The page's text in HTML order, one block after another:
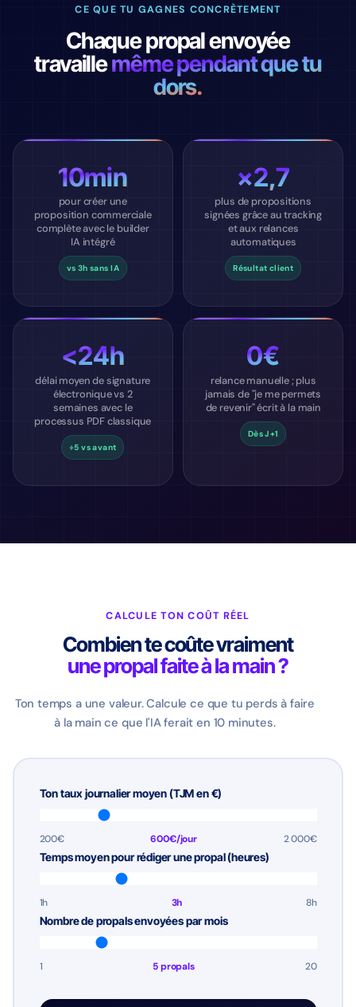
CE QUE TU GAGNES CONCRÈTEMENT
Chaque propal envoyée
travaillemême pendant que tu
dors.
10min
pour créer une
proposition commerciale
complète avec le builder
IA intégré
vs 3h sans IA
×2,7
plus de propositions
signées grâce au tracking
et aux relances
automatiques
Résultat client
<24h
délai moyen de signature
électronique vs 2
semaines avec le
processus PDF classique
÷5 vs avant
0€
relance manuelle ; plus
jamais de "je me permets
de revenir" écrit à la main
Dès J+1
CALCULE TON COÛT RÉEL
Combien te coûte vraiment
une propal faite à la main ?
Ton temps a une valeur. Calcule ce que tu perds à faire
à la main ce que l'IA ferait en 10 minutes.
Ton taux journalier moyen (TJM en €)
200€ 600€/jour
2 000€
Temps moyen pour rédiger une propal (heures)
1h 3h
8h
Nombre de propals envoyées par mois
1 5 propals 20